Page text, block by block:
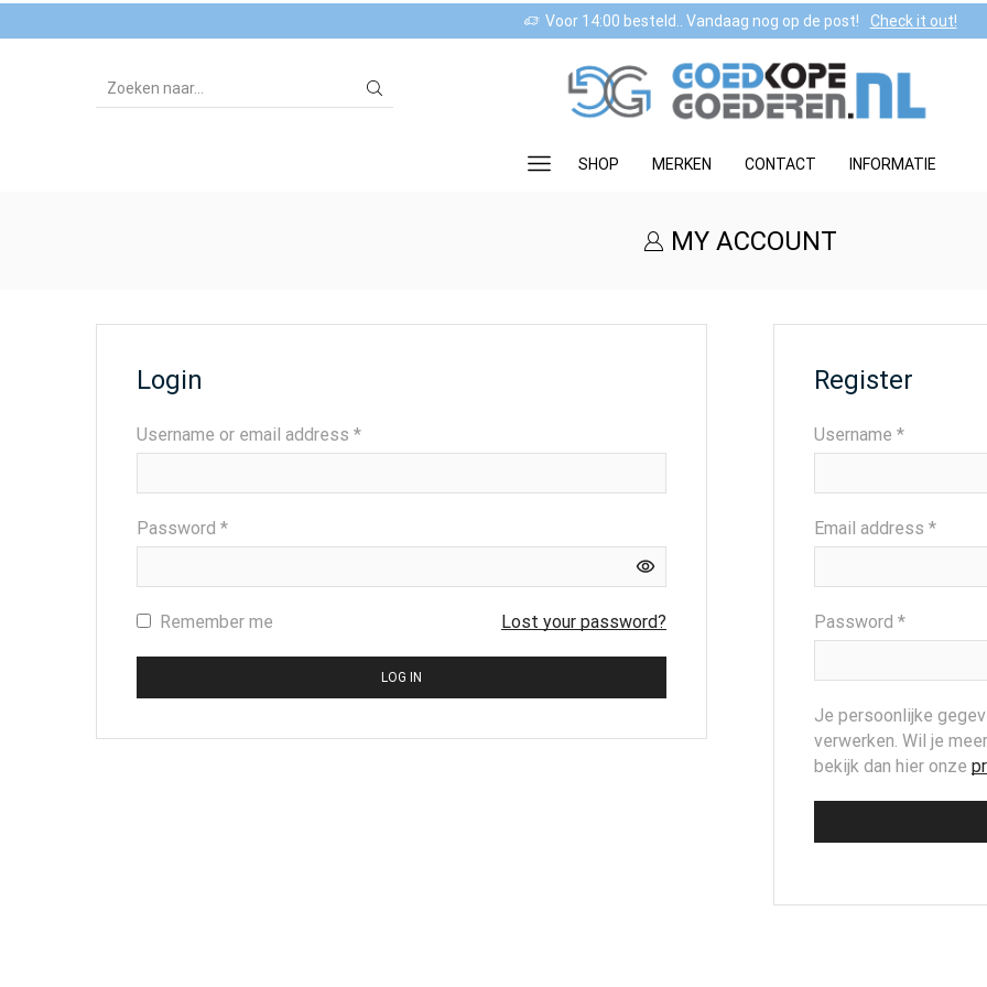
Voor 14:00 besteld.. Vandaag nog op de post! Check it out!
SHOP MERKEN CONTACT INFORMATIE
MY ACCOUNT
Login
Username or email address *Required
Password *Required
Remember me Lost your password?
LOG IN
Register
Username *Required
Email address *
Password *Required
Je persoonlijke
verwerken. Wil je
bekijk dan hier onze